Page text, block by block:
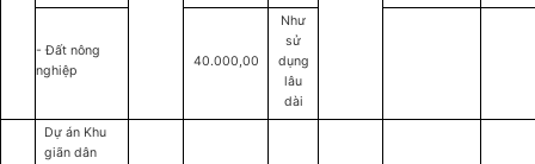
- Đất nông
nghiệp
40.000,00
Như
sử
dụng
lâu
dài
Dự án Khu
giãn dân